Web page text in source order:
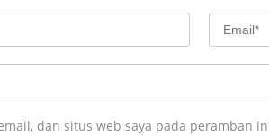
dan situs web saya pada peramban